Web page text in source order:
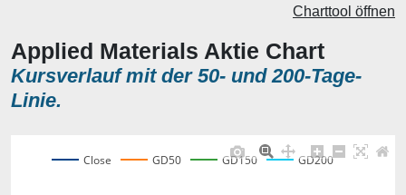
Applied Materials Aktie Chart
Kursverlauf mit der 50- und 200-Tage-
Linie.
Charttool öffnen
Close GD50 GD150 GD200